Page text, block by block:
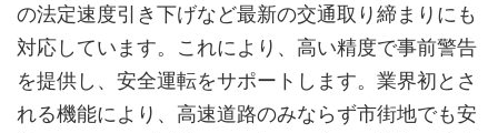
の法定速度引き下げなど最新の交通取り締まりにも
対応しています。これにより、高い精度で事前警告
を提供し、安全運転をサポートします。業界初とさ
れる機能により、高速道路のみならず市街地でも安